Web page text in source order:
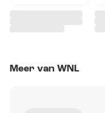
Meer van WNL